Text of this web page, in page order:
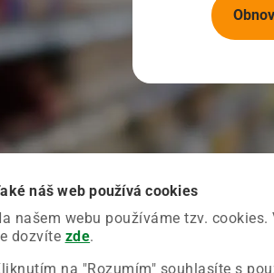
náš web používá cookies
našem webu používáme tzv.
dozvíte zde.
na "Rozumím" souhlasíte s